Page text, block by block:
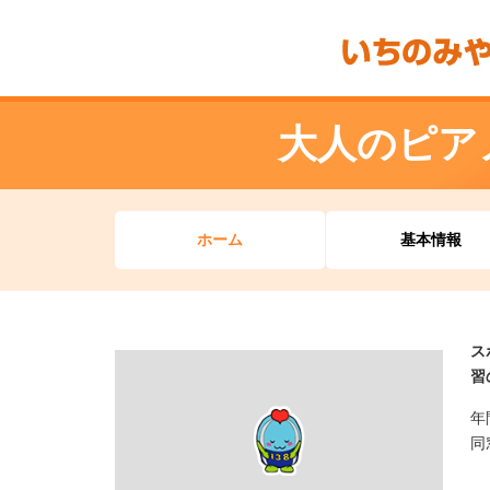
大人のピ
ホーム 基本情報
ス
習
年
同